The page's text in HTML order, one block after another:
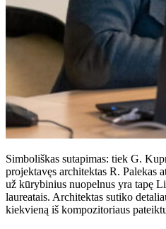
Simboliškas sutapimas: tiek G.
projektavęs architektas R. Palekas
už kūrybinius nuopelnus yra tapę
laureatais. Architektas sutiko
kiekvieną iš kompozitoriaus